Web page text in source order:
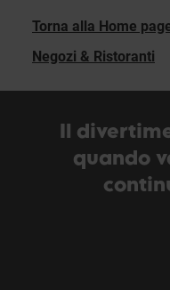
Torna alla Home
Negozi & Ristoranti
Il
quando